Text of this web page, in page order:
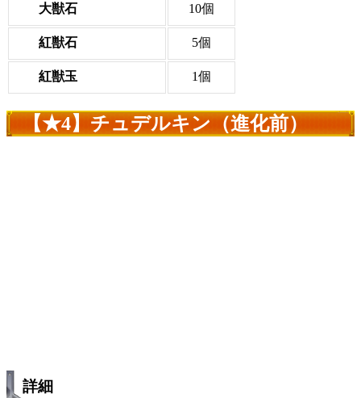
大獣石 10個
紅獣石 5個
紅獣玉 1個
【★4】チュデルキン（進化前）
詳細